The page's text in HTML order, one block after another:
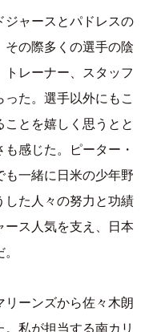
ジャースとパドレスの
その際多くの選手の陰
レーナー、スタッフ
た。選手以外にもこ
とを嬉しく思うとと
感じた。ピーター・
も一緒に日米の少年野
した人々の努力と功績
ース人気を支え、日本
リーンズから佐々木朗
私が担当する南カリ